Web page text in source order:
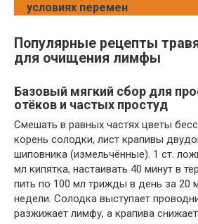
условиях перемен
Популярные рецепты
для очищения лимфы
Базовый мягкий сбор для
отёков и частых простуд
Смешать в равных частях цветы
корень солодки, лист крапивы
шиповника (измельчённые). 1 ст.
мл кипятка, настаивать 40 минут в
пить по 100 мл трижды в день за 20
недели. Солодка выступает
разжижает лимфу, а крапива